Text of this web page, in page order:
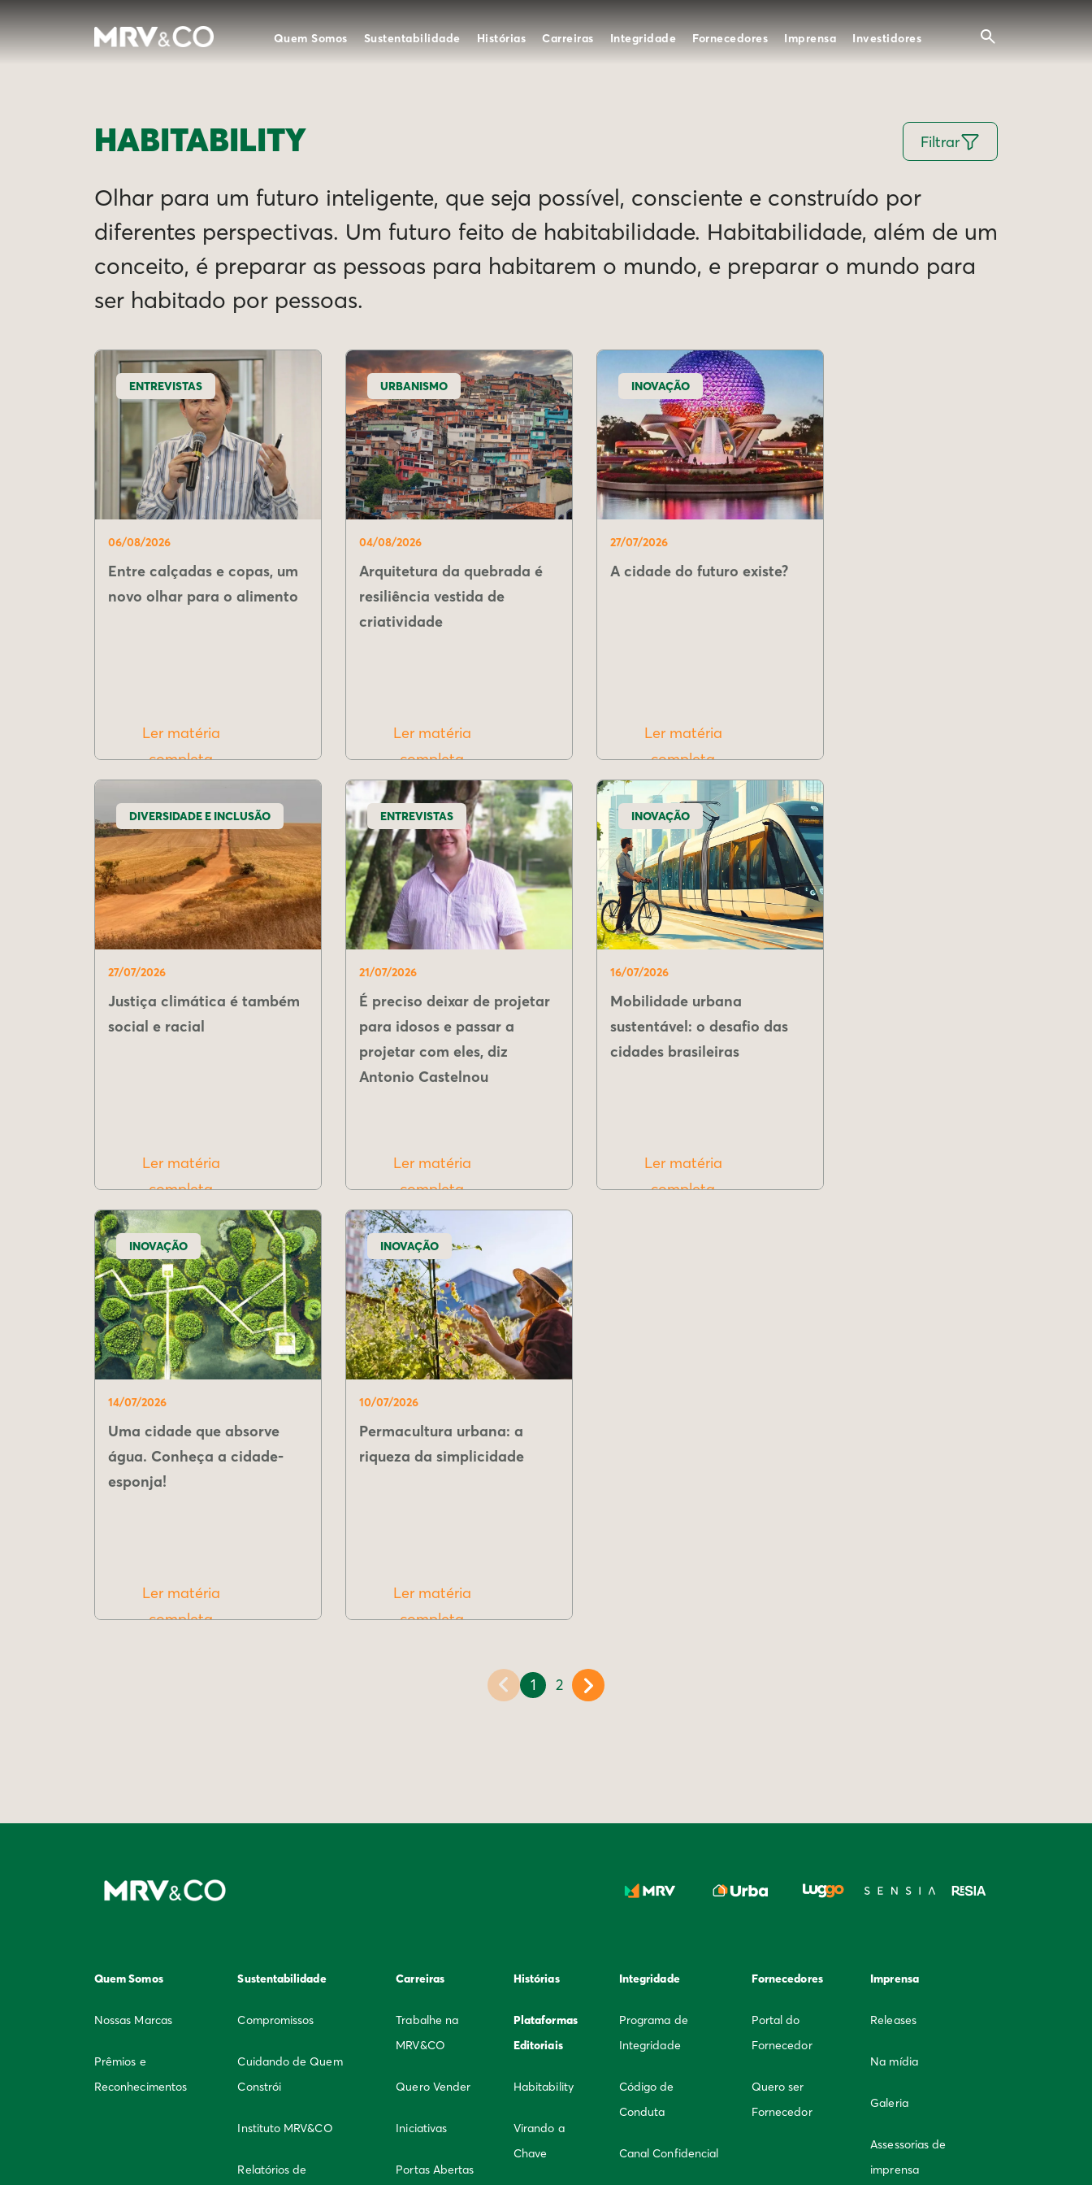
Quem Somos Sustentabilidade Histórias Carreiras Integridade Fornecedores Imprensa Investidores
HABITABILITY Filtrar
Olhar para um futuro inteligente, que seja possível, consciente e construído por
diferentes perspectivas. Um futuro feito de habitabilidade. Habitabilidade, além de um
conceito, é preparar as pessoas para habitarem o mundo, e preparar o mundo para
ser habitado por pessoas.
ENTREVISTAS
06/08/2026
Entre calçadas e copas, um
novo olhar para o alimento
Ler matéria
completa
URBANISMO
04/08/2026
Arquitetura da quebrada é
resiliência vestida de
criatividade
Ler matéria
completa
INOVAÇÃO
27/07/2026
A cidade do futuro existe?
Ler matéria
completa
DIVERSIDADE E INCLUSÃO
27/07/2026
Justiça climática é também
social e racial
Ler matéria
completa
ENTREVISTAS
21/07/2026
É preciso deixar de projetar
para idosos e passar a
projetar com eles, diz
Antonio Castelnou
Ler matéria
completa
INOVAÇÃO
16/07/2026
Mobilidade urbana
sustentável: o desafio das
cidades brasileiras
Ler matéria
completa
INOVAÇÃO
14/07/2026
Uma cidade que absorve
água. Conheça a cidade-
esponja!
Ler matéria
completa
INOVAÇÃO
10/07/2026
Permacultura urbana: a
riqueza da simplicidade
Ler matéria
completa
1 2
Quem Somos
Nossas Marcas
Prêmios e
Reconhecimentos
Sustentabilidade
Compromissos
Cuidando de Quem
Constrói
Instituto MRV&CO
Relatórios de
Carreiras
Trabalhe na
MRV&CO
Quero Vender
Iniciativas
Portas Abertas
Histórias
Plataformas
Editoriais
Habitability
Virando a
Chave
Integridade
Programa de
Integridade
Código de
Conduta
Canal Confidencial
Fornecedores
Portal do
Fornecedor
Quero ser
Fornecedor
Imprensa
Releases
Na mídia
Galeria
Assessorias de
imprensa